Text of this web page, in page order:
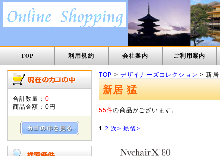
TOP 利用規約 会社案内 ご利用案内
合計数量： 0
商品金額： 0円
TOP > デザイナーズコレクション > 新居
新居 猛
55件の商品がございます。
1 2 次> 最後>